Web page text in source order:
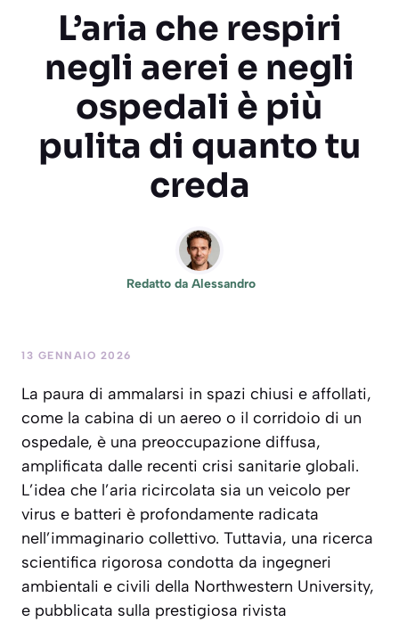
L’aria che respiri
negli aerei e negli
ospedali è più
pulita di quanto tu
creda
Redatto da Alessandro
13 GENNAIO 2026
La paura di ammalarsi in spazi chiusi e affollati,
come la cabina di un aereo o il corridoio di un
ospedale, è una preoccupazione diffusa,
amplificata dalle recenti crisi sanitarie globali.
L’idea che l’aria ricircolata sia un veicolo per
virus e batteri è profondamente radicata
nell’immaginario collettivo. Tuttavia, una ricerca
scientifica rigorosa condotta da ingegneri
ambientali e civili della Northwestern University,
e pubblicata sulla prestigiosa rivista